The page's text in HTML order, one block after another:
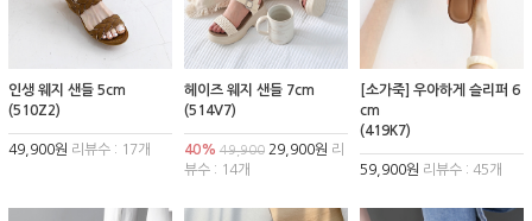
인생 웨지 샌들 5cm
(510Z2)
49,900원 리뷰수 : 17개
헤이즈 웨지 샌들 7cm
(514V7)
40% 49,90029,900원 리
뷰수 : 14개
[소가죽] 우아하게 슬리퍼 6
cm
(419K7)
59,900원 리뷰수 : 45개